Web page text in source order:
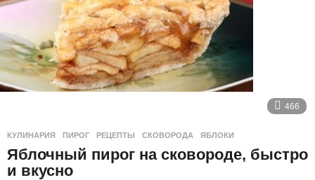
466
КУЛИНАРИЯ ПИРОГ ,РЕЦЕПТЫ ,СКОВОРОДА ,ЯБЛОКИ
Яблочный пирог на сковороде, быстро
и вкусно